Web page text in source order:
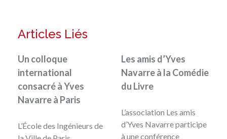
Articles Liés
Un colloque
international
consacré à Yves
Navarre à Paris
L’École des Ingénieurs de
Les amis d’Yves
Navarre à la Comédie
du Livre
L’association Les amis
d’Yves Navarre participe
à une conférence